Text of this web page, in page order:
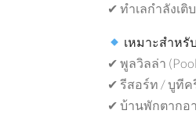
✔ ทำเลกำลังเติ
เหมาะสำหรับ
✔ พูลวิลล่า
✔ รีสอร์ท / บูทีค
✔ บ้านพักตากอ